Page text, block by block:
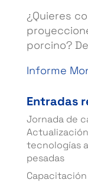
¿Quieres
porcino?
Informe
Entradas
Jornada de
tecnologías
pesadas